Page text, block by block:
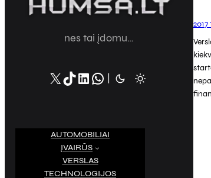
nes tai įdomu…
X TikTok LinkedIn WhatsApp
AUTOMOBILIAI
ĮVAIRŪS
VERSLAS
TECHNOLOGIJOS
2017